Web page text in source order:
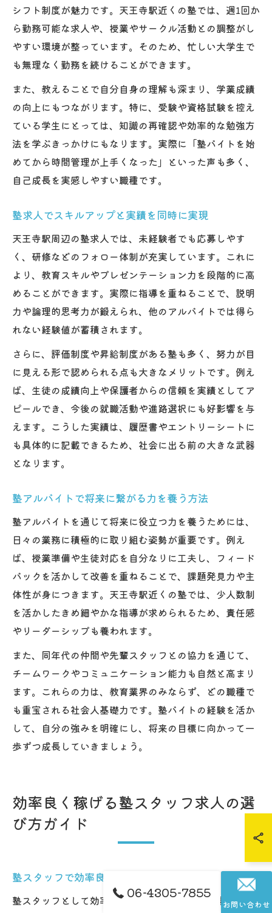
シフト制度が魅力です。天王寺駅近くの塾では、週1回か
ら勤務可能な求人や、授業やサークル活動との調整がし
やすい環境が整っています。そのため、忙しい大学生で
も無理なく勤務を続けることができます。
また、教えることで自分自身の理解も深まり、学業成績
の向上にもつながります。特に、受験や資格試験を控え
ている学生にとっては、知識の再確認や効率的な勉強方
法を学ぶきっかけにもなります。実際に「塾バイトを始
めてから時間管理が上手くなった」といった声も多く、
自己成長を実感しやすい職種です。
塾求人でスキルアップと実績を同時に実現
天王寺駅周辺の塾求人では、未経験者でも応募しやす
く、研修などのフォロー体制が充実しています。これに
より、教育スキルやプレゼンテーション力を段階的に高
めることができます。実際に指導を重ねることで、説明
力や論理的思考力が鍛えられ、他のアルバイトでは得ら
れない経験値が蓄積されます。
さらに、評価制度や昇給制度がある塾も多く、努力が目
に見える形で認められる点も大きなメリットです。例え
ば、生徒の成績向上や保護者からの信頼を実績としてア
ピールでき、今後の就職活動や進路選択にも好影響を与
えます。こうした実績は、履歴書やエントリーシートに
も具体的に記載できるため、社会に出る前の大きな武器
となります。
塾アルバイトで将来に繋がる力を養う方法
塾アルバイトを通じて将来に役立つ力を養うためには、
日々の業務に積極的に取り組む姿勢が重要です。例え
ば、授業準備や生徒対応を自分なりに工夫し、フィード
バックを活かして改善を重ねることで、課題発見力や主
体性が身につきます。天王寺駅近くの塾では、少人数制
を活かしたきめ細やかな指導が求められるため、責任感
やリーダーシップも養われます。
また、同年代の仲間や先輩スタッフとの協力を通じて、
チームワークやコミュニケーション能力も自然と高まり
ます。これらの力は、教育業界のみならず、どの職種で
も重宝される社会人基礎力です。塾バイトの経験を活か
して、自分の強みを明確にし、将来の目標に向かって一
歩ずつ成長していきましょう。
効率良く稼げる塾スタッフ求人の選
び方ガイド
塾スタッフで効率良く稼ぐための求人選び
塾スタッフとして効率良く稼ぐためには、求人選びが非
06-4305-7855
お問い合わせ